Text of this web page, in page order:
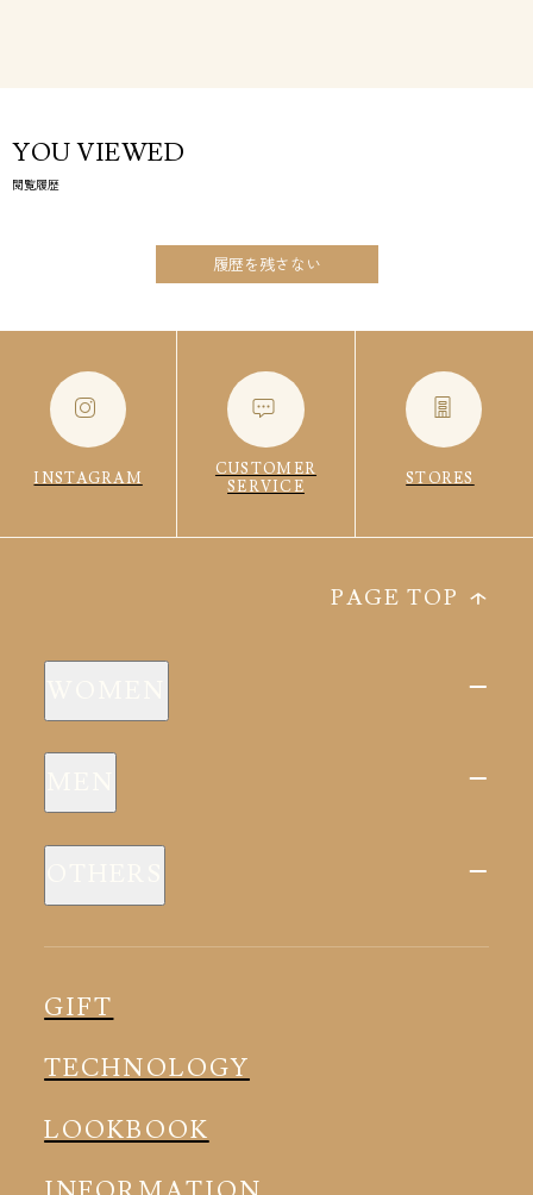
YOU VIEWED
閲覧履歴
履歴を残さない
INSTAGRAM
CUSTOMER
SERVICE
STORES
PAGE TOP
新商品
全ての商品
スリープウェア
ルームウェア
アクセサリー
新商品
スリープウェア
ルームウェア
アクセサリー
GIFT
TECHNOLOGY
LOOKBOOK